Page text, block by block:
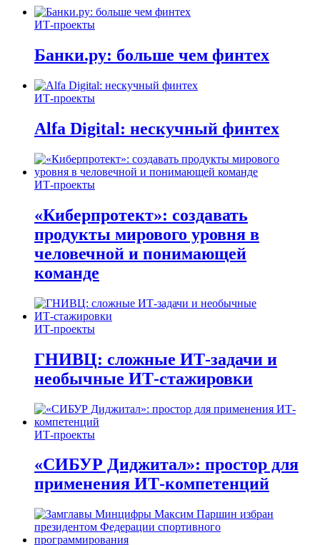
ИТ-проекты
Банки.ру: больше чем финтех
ИТ-проекты
Alfa Digital: нескучный финтех
ИТ-проекты
«Киберпротект»: создавать
продукты мирового уровня в
человечной и понимающей
команде
ИТ-проекты
ГНИВЦ: сложные ИТ‑задачи и
необычные ИТ‑стажировки
ИТ-проекты
«СИБУР Диджитал»: простор для
применения ИТ-компетенций